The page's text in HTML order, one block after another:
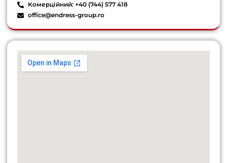
Комерційний: +40 (744) 577 418
office@endress-group.ro